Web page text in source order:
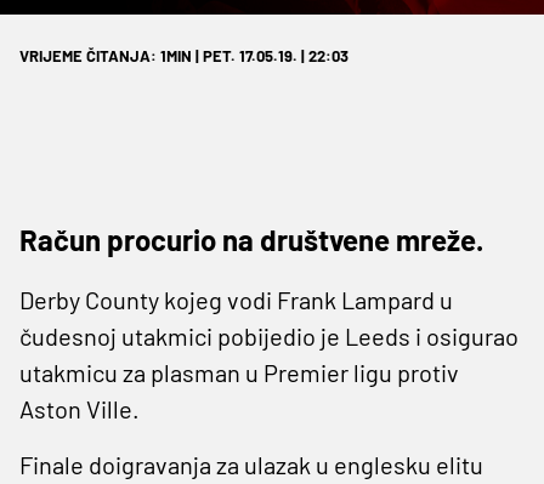
VRIJEME ČITANJA: 1MIN | PET. 17.05.19. | 22:03
Račun procurio na društvene mreže.
Derby County kojeg vodi Frank Lampard u
čudesnoj utakmici pobijedio je Leeds i osigurao
utakmicu za plasman u Premier ligu protiv
Aston Ville.
Finale doigravanja za ulazak u englesku elitu